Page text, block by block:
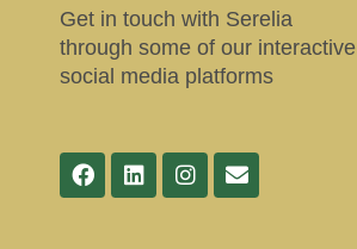
Get in touch with Serelia
through some of our interactive
social media platforms